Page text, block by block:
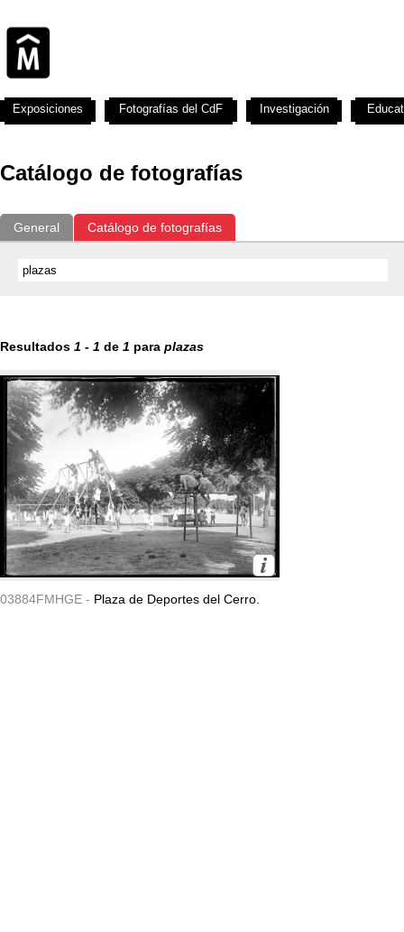
Catálogo de fotografías
General Catálogo de fotografías
Resultados 1 - 1 de 1 para plazas
03884FMHGE - Plaza de Deportes del Cerro.
Exposiciones Fotografías del CdF Investigación